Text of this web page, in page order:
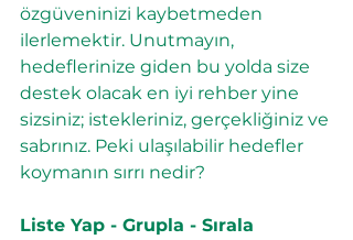
özgüveninizi kaybetmeden
ilerlemektir. Unutmayın,
hedeflerinize giden bu yolda size
destek olacak en iyi rehber yine
sizsiniz; istekleriniz, gerçekliğiniz ve
sabrınız. Peki ulaşılabilir hedefler
koymanın sırrı nedir?
Liste Yap - Grupla - Sırala